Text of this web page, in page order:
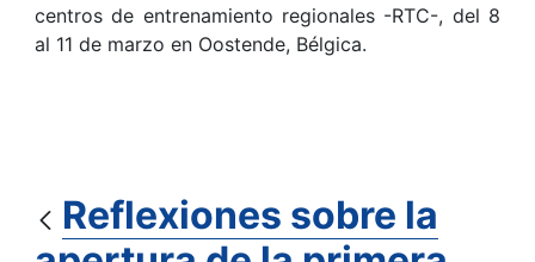
centros de entrenamiento regionales -RTC-, del 8
al 11 de marzo en Oostende, Bélgica.
Reflexiones sobre la